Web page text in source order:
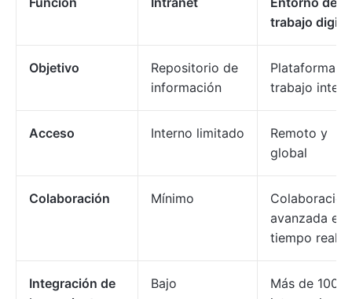
trabajo digital
Objetivo
Repositorio de
información
Plataforma
trabajo
Acceso Interno limitado
Remoto y
global
Colaboración Mínimo
Colaboración
avanzada en
tiempo real.
Integración de
Bajo
Más de 1000